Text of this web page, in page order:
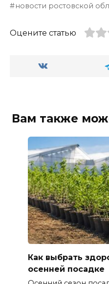
новости ростовской
Оцените статью
Вам также
Как выбрать
осенней посадке